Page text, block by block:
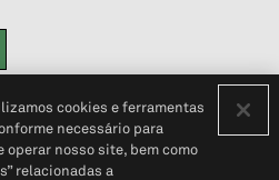
privacidade do cliente (em inglês)
Pessoais© 2026 S&P Global
cookies e ferramentas
necessário para
nosso site, bem como
relacionadas a